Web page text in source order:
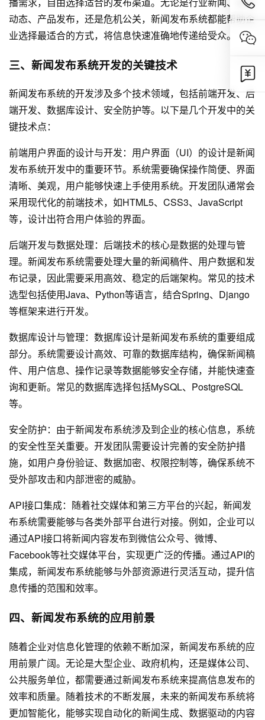
动态、产品发布，还是危机公关，新闻发布系统都能帮助企
业选择最适合的方式，将信息快速准确地传递给受众。
三、新闻发布系统开发的关键技术
新闻发布系统的开发涉及多个技术领域，包括前端开发、后
端开发、数据库设计、安全防护等。以下是几个开发中的关
键技术点：
前端用户界面的设计与开发：用户界面（UI）的设计是新闻
发布系统开发中的重要环节。系统需要确保操作简便、界面
清晰、美观，用户能够快速上手使用系统。开发团队通常会
采用现代化的前端技术，如HTML5、CSS3、JavaScript
等，设计出符合用户体验的界面。
后端开发与数据处理：后端技术的核心是数据的处理与管
理。新闻发布系统需要处理大量的新闻稿件、用户数据和发
布记录，因此需要采用高效、稳定的后端架构。常见的技术
选型包括使用Java、Python等语言，结合Spring、Django
等框架来进行开发。
数据库设计与管理：数据库设计是新闻发布系统的重要组成
部分。系统需要设计高效、可靠的数据库结构，确保新闻稿
件、用户信息、操作记录等数据能够安全存储，并能快速查
询和更新。常见的数据库选择包括MySQL、PostgreSQL
等。
安全防护：由于新闻发布系统涉及到企业的核心信息，系统
的安全性至关重要。开发团队需要设计完善的安全防护措
施，如用户身份验证、数据加密、权限控制等，确保系统不
受外部攻击和内部泄密的威胁。
API接口集成：随着社交媒体和第三方平台的兴起，新闻发
布系统需要能够与各类外部平台进行对接。例如，企业可以
通过API接口将新闻内容发布到微信公众号、微博、
Facebook等社交媒体平台，实现更广泛的传播。通过API的
集成，新闻发布系统能够与外部资源进行灵活互动，提升信
息传播的范围和效率。
四、新闻发布系统的应用前景
随着企业对信息化管理的依赖不断加深，新闻发布系统的应
用前景广阔。无论是大型企业、政府机构，还是媒体公司、
公共服务单位，都需要通过新闻发布系统来提高信息发布的
效率和质量。随着技术的不断发展，未来的新闻发布系统将
更加智能化，能够实现自动化的新闻生成、数据驱动的内容